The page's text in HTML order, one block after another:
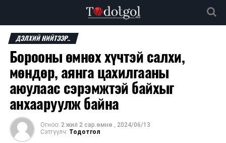
ДЭЛХИЙ НИЙТЭЭР..
Борооны өмнөх хүчтэй салхи,
мөндөр, аянга цахилгааны
аюулаас сэрэмжтэй байхыг
анхааруулж байна
Огноо: 2 жил 2 сар.өмнө , 2024/06/13
Сэтгүүлч: Тодотгол